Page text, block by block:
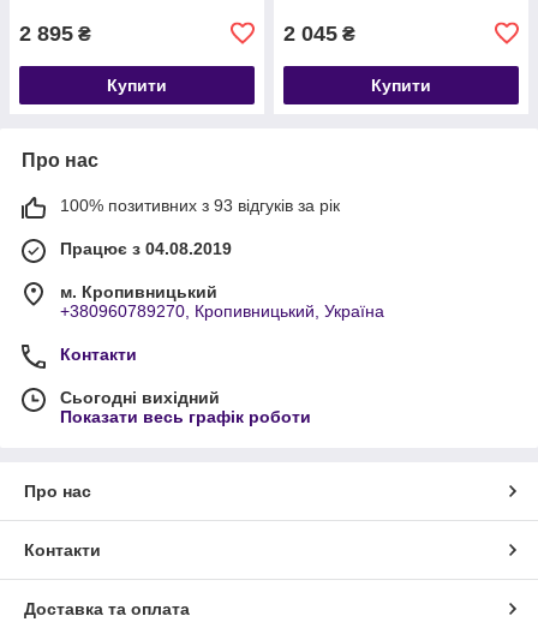
2 895 ₴
Купити
2 045 ₴
Купити
Про нас
100% позитивних з 93 відгуків за рік
Працює з 04.08.2019
м. Кропивницький
+380960789270, Кропивницький, Україна
Контакти
Сьогодні вихідний
Показати весь графік роботи
Про нас
Контакти
Доставка та оплата